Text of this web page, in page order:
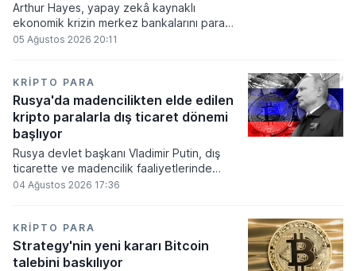
Arthur Hayes, yapay zekâ kaynaklı
ekonomik krizin merkez bankalarını para
basmaya zorlayacağını ve bu durumun
kayıplarının tetikleyeceği kredi krizinin
küresel likidite artışına yol açacağını belirtti
ve bitcoinin bu süreçte en hızlı tepki veren
varlık olacağı vurguladı.
05 Ağustos 2026 20:11
KRIPTO PARA
Rusya'da madencilikten elde edilen
kripto paralarla dış ticaret dönemi
başlıyor
Rusya devlet başkanı Vladimir Putin, dış
ticarette ve madencilik faaliyetlerinde
kripto varlıkların kullanımına onay veren
elde edilen dijital paraların belirli şartlar
altında dolaşımına ve menkul kıymet
alımlarında kullanılmasına olanak sağlanıyor.
04 Ağustos 2026 17:36
KRIPTO PARA
Strategy'nin yeni kararı Bitcoin
talebini baskılıyor